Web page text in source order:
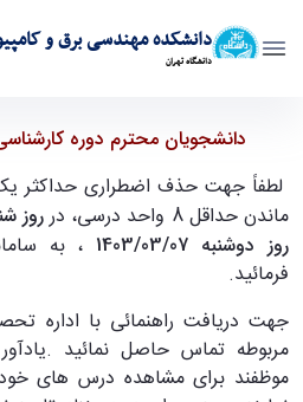
دانشکده مهندسی برق و
دانشگاه تهران
اطلاعیه حذف اضطراری
دانشکده مهندسی برق و
دانشجویان محترم دوره
لطفاً جهت حذف اضطراری حداکثر
ماندن حداقل 8 واحد درسی، در
روز دوشنبه 1403/03/07
، به
فرمائید.
جهت دریافت راهنمائی با اداره
مربوطه تماس حاصل نمائید .
موظفند برای مشاهده درس های